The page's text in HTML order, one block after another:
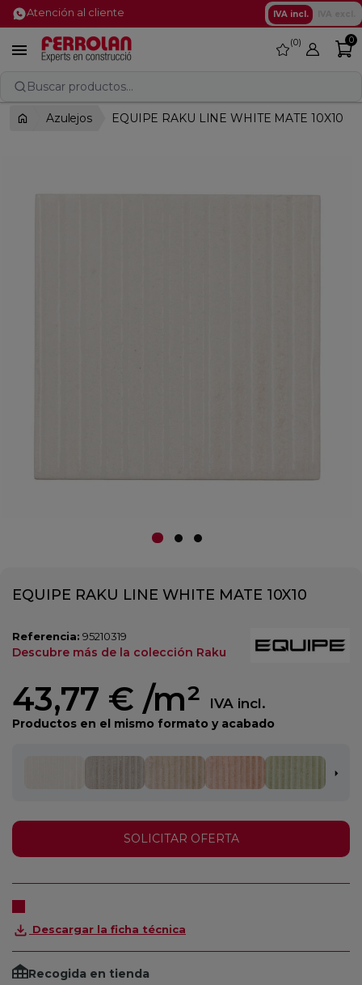
Atención al cliente IVA incl.
 favorite
0 0
Buscar productos...
Azulejos EQUIPE RAKU LINE WHITE MATE 10X10
EQUIPE RAKU LINE WHITE MATE 10X10
Referencia: 95210319
Descubre más de la colección Raku
43,77 € /m² IVA incl.
Productos en el mismo formato y acabado
SOLICITAR OFERTA
Descargar la ficha técnica
Recogida en tienda